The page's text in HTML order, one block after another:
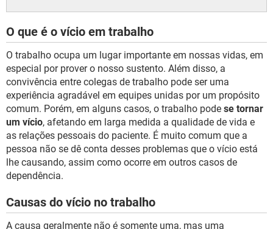
O que é o vício em trabalho
O trabalho ocupa um lugar importante em nossas vidas, em
especial por prover o nosso sustento. Além disso, a
convivência entre colegas de trabalho pode ser uma
experiência agradável em equipes unidas por um propósito
comum. Porém, em alguns casos, o trabalho pode se tornar
um vício, afetando em larga medida a qualidade de vida e
as relações pessoais do paciente. É muito comum que a
pessoa não se dê conta desses problemas que o vício está
lhe causando, assim como ocorre em outros casos de
dependência.
Causas do vício no trabalho
A causa geralmente não é somente uma, mas uma